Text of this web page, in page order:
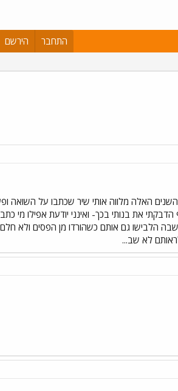
התחבר הירשם
האלה מלווה אותי שיר שכתבו על השואה
מצטטת לי אותו בימי השואה ואף הדבקתי את בנותי בכך- ואינני יודעת
שבה הלבישו גם אותם כשהורדו מן הפסים ולא
לא שב...